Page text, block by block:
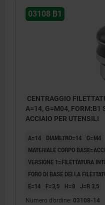
03108 B1
CENTRAGGIO
A=14, G=M04, FORM:B1
ACCIAIO PER UTENSILI
A=14 DIAMETRO=14
G=M4
MATERIALE CORPO
VERSIONE 1=FILETTATURA
FORO DI BASE DELLA
E=14
F=3,5 H=8 J=R 3,5
Numero d’ordine: 03108-14